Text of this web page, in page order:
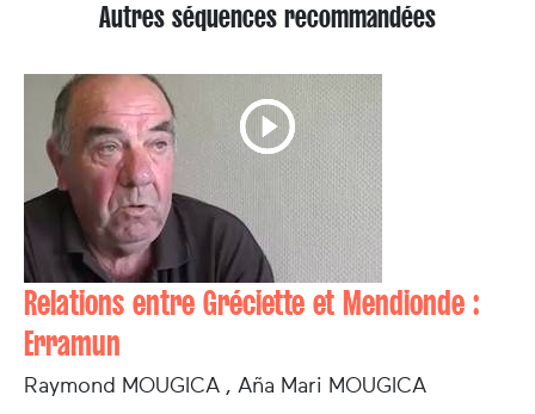
Autres séquences recommandées
Relations entre Gréciette et Mendionde :
Erramun
Raymond MOUGICA , Aña Mari MOUGICA